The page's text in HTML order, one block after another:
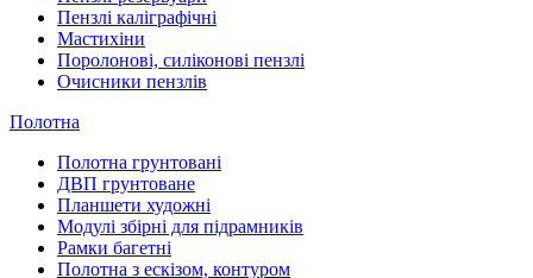
Пензлі каліграфічні
Мастихіни
Поролонові, силіконові пензлі
Очисники пензлів
Полотна
Полотна грунтовані
ДВП грунтоване
Планшети художні
Модулі збірні для підрамників
Рамки багетні
Полотна з ескізом, контуром